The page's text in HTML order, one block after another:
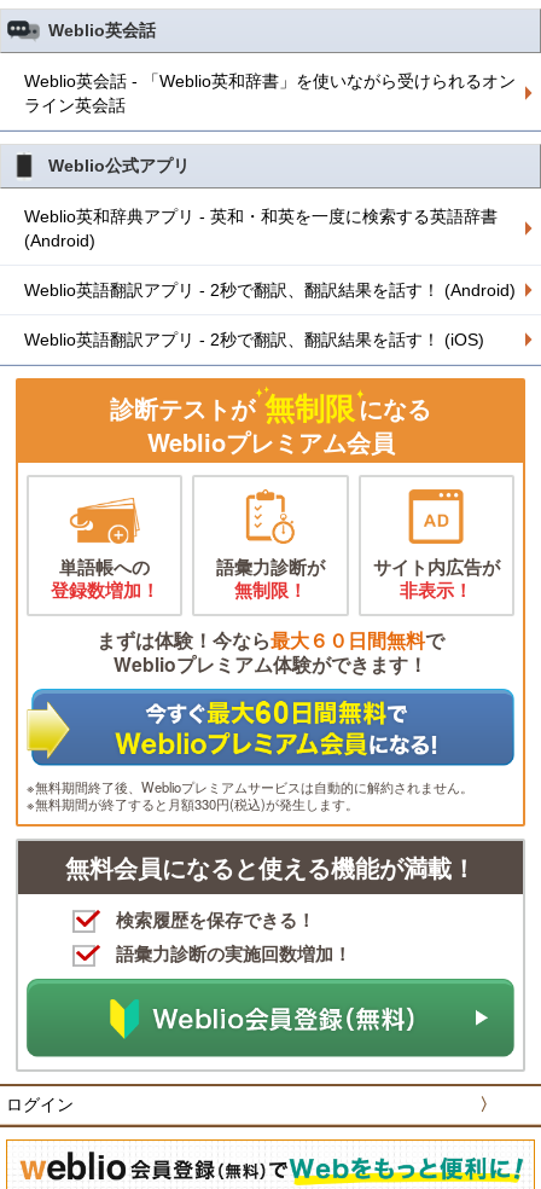
Weblio英会話
Weblio英会話 - 「Weblio英和辞書」を使いながら受けられるオン
ライン英会話
Weblio公式アプリ
Weblio英和辞典アプリ - 英和・和英を一度に検索する英語辞書
(Android)
Weblio英語翻訳アプリ - 2秒で翻訳、翻訳結果を話す！ (Android)
Weblio英語翻訳アプリ - 2秒で翻訳、翻訳結果を話す！ (iOS)
診断テストが 無制限になる
Weblioプレミアム会員
単語帳への
登録数増加！
語彙力診断が
無制限！
サイト内広告が
非表示！
まずは体験！今なら最大６０日間無料で
Weblioプレミアム体験ができます！
※無料期間終了後、Weblioプレミアムサービスは自動的に解約されません。
※無料期間が終了すると月額330円(税込)が発生します。
無料会員になると使える機能が満載！
検索履歴を保存できる！
語彙力診断の実施回数増加！
ログイン 〉